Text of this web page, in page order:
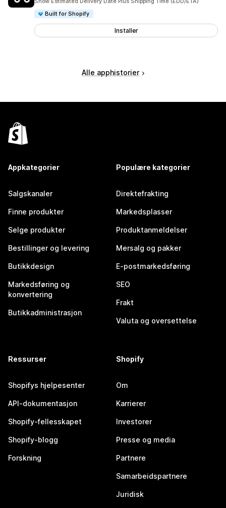
Built for Shopify
Installer
Alle apphistorier
Appkategorier
Salgskanaler
Finne produkter
Selge produkter
Bestillinger og levering
Butikkdesign
Markedsføring og
konvertering
Butikkadministrasjon
Populære kategorier
Direktefrakting
Markedsplasser
Produktanmeldelser
Mersalg og pakker
E-postmarkedsføring
SEO
Frakt
Valuta og oversettelse
Ressurser
Shopifys hjelpesenter
API-dokumentasjon
Shopify-fellesskapet
Shopify-blogg
Forskning
Shopify
Om
Karrierer
Investorer
Presse og media
Partnere
Samarbeidspartnere
Juridisk